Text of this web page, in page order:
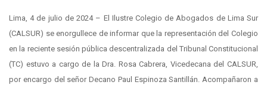
Lima, 4 de julio de 2024 – El Ilustre Colegio de Abogados de Lima Sur
(CALSUR) se enorgullece de informar que la representación del Colegio
en la reciente sesión pública descentralizada del Tribunal Constitucional
(TC) estuvo a cargo de la Dra. Rosa Cabrera, Vicedecana del CALSUR,
por encargo del señor Decano Paul Espinoza Santillán. Acompañaron a